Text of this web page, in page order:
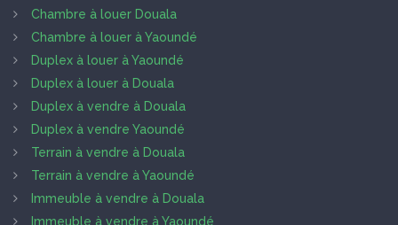
Chambre à louer Douala
Chambre à louer à Yaoundé
Duplex à louer à Yaoundé
Duplex à louer à Douala
Duplex à vendre à Douala
Duplex à vendre Yaoundé
Terrain à vendre à Douala
Terrain à vendre à Yaoundé
Immeuble à vendre à Douala
Immeuble à vendre à Yaoundé